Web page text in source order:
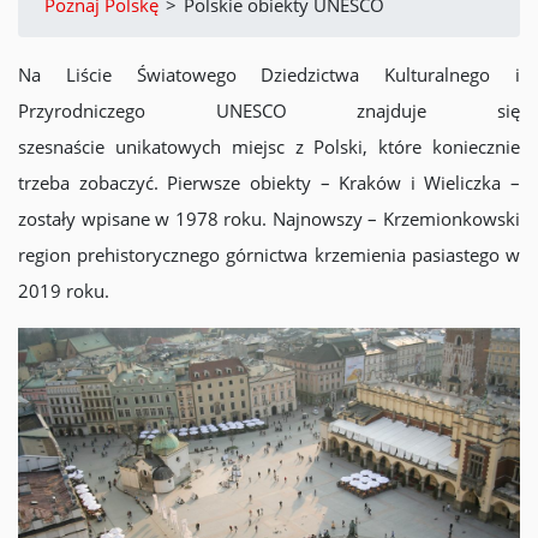
Poznaj Polskę > Polskie obiekty UNESCO
Na Liście Światowego Dziedzictwa Kulturalnego i
Przyrodniczego UNESCO znajduje się
szesnaście unikatowych miejsc z Polski, które koniecznie
trzeba zobaczyć. Pierwsze obiekty – Kraków i Wieliczka –
zostały wpisane w 1978 roku. Najnowszy – Krzemionkowski
region prehistorycznego górnictwa krzemienia pasiastego w
2019 roku.